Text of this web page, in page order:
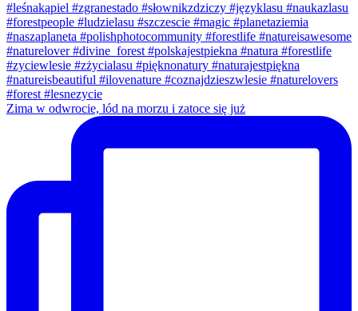
Zima w odwrocie, lód na morzu i zatoce się już